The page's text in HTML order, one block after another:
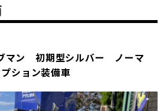
マン 初期型シルバー ノーマ
ション装備車